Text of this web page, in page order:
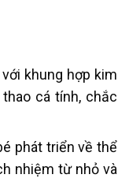
khung hợp kim
cá tính, chắc
phát triển về thể
nhiệm từ nhỏ và